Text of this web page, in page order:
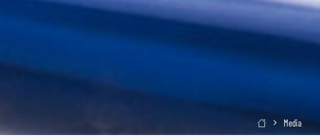
 Media